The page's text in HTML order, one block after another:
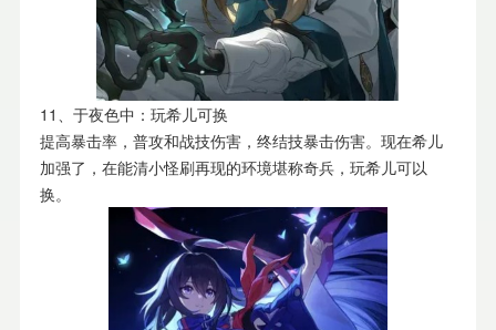
11、于夜色中：玩希儿可换
提高暴击率，普攻和战技伤害，终结技暴击伤害。现在希儿
加强了，在能清小怪刷再现的环境堪称奇兵，玩希儿可以
换。